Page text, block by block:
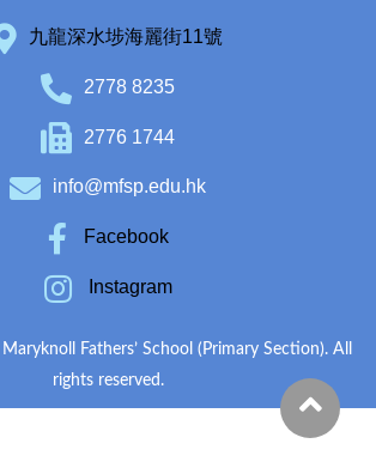
九龍深水埗海麗街11號
2778 8235
2776 1744
info@mfsp.edu.hk
Facebook
Instagram
Fathers’ School (Primary Section). All
rights reserved.